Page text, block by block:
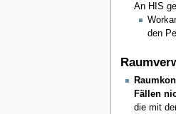
An HIS
den
Fällen
die mit